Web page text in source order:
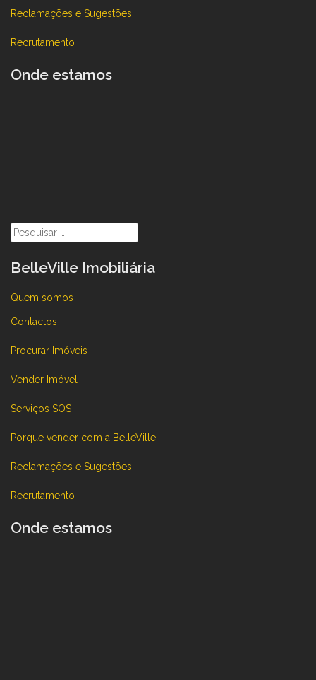
Reclamações e Sugestões
Recrutamento
Onde estamos
Pesquisar
por:
BelleVille Imobiliária
Quem somos
Contactos
Procurar Imóveis
Vender Imóvel
Serviços SOS
Porque vender com a BelleVille
Reclamações e Sugestões
Recrutamento
Onde estamos